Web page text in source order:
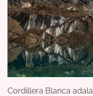
Cordillera Blanca